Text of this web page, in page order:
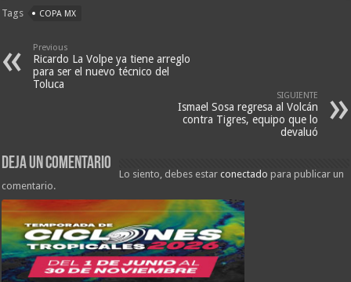
Tags COPA MX
Previous
Ricardo La Volpe ya tiene arreglo
para ser el nuevo técnico del
Toluca
SIGUIENTE
Ismael Sosa regresa al Volcán
contra Tigres, equipo que lo
devaluó
Deja un comentario
Lo siento, debes estarconectado para publicar un
comentario.